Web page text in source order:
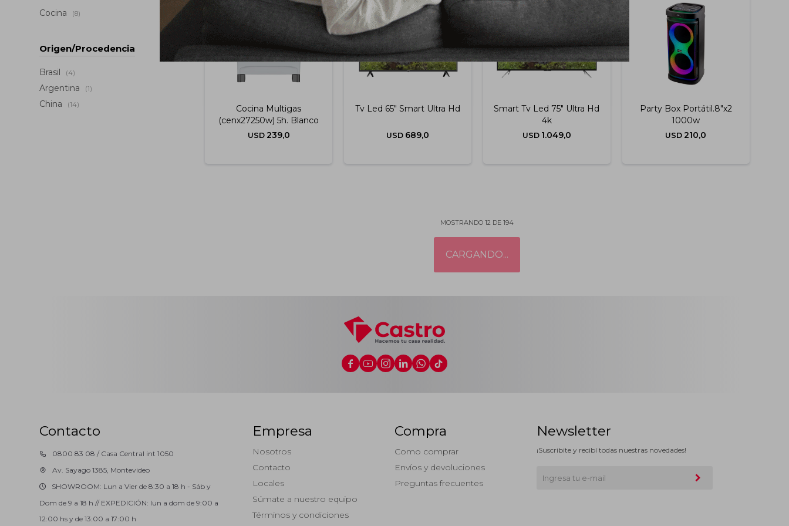
Cocina Multigas
(cenx27250w) 5h. Blanco
USD 239,0
Tv Led 65" Smart Ultra Hd
USD 689,0
Smart Tv Led 75" Ultra Hd
4k
USD 1.049,0
Party Box Portátil.8"x2
1000w
USD 210,0
MOSTRANDO12 DE194
Cocina (8)
Origen/Procedencia
Brasil (4)
Argentina (1)
China (14)
     
Contacto
0800 83 08 / Casa Central int 1050
Av. Sayago 1385, Montevideo
SHOWROOM: Lun a Vier de 8:30 a 18 h - Sáb y
Dom de 9 a 18 h // EXPEDICIÓN: lun a dom de 9:00 a
12:00 hs y de 13:00 a 17:00 h
Empresa
Nosotros
Contacto
Locales
Súmate a nuestro equipo
Términos y condiciones
Compra
Como comprar
Envíos y devoluciones
Preguntas frecuentes
Newsletter
¡Suscribite y recibí todas nuestras novedades!